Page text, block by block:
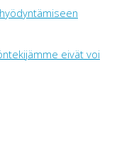
eivät voi